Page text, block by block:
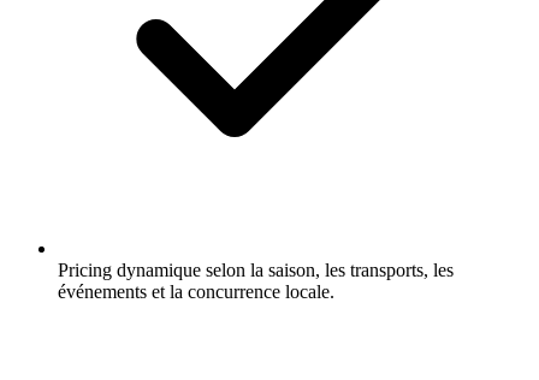
Pricing dynamique selon la saison, les transports, les
événements et la concurrence locale.